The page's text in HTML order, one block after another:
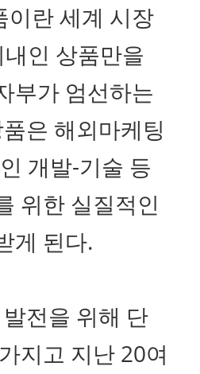
이란 세계 시장
인 상품만을
부가 엄선하는
은 해외마케팅
개발-기술 등
위한 실질적인
게 된다.
전을 위해 단
지고 지난 20여